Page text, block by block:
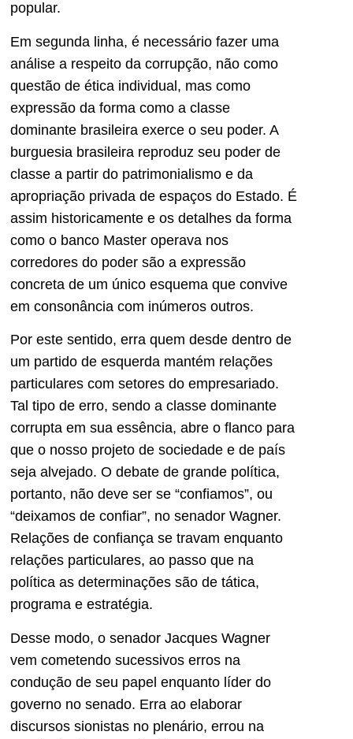
popular.
Em segunda linha, é necessário fazer uma
análise a respeito da corrupção, não como
questão de ética individual, mas como
expressão da forma como a classe
dominante brasileira exerce o seu poder. A
burguesia brasileira reproduz seu poder de
classe a partir do patrimonialismo e da
apropriação privada de espaços do Estado. É
assim historicamente e os detalhes da forma
como o banco Master operava nos
corredores do poder são a expressão
concreta de um único esquema que convive
em consonância com inúmeros outros.
Por este sentido, erra quem desde dentro de
um partido de esquerda mantém relações
particulares com setores do empresariado.
Tal tipo de erro, sendo a classe dominante
corrupta em sua essência, abre o flanco para
que o nosso projeto de sociedade e de país
seja alvejado. O debate de grande política,
portanto, não deve ser se “confiamos”, ou
“deixamos de confiar”, no senador Wagner.
Relações de confiança se travam enquanto
relações particulares, ao passo que na
política as determinações são de tática,
programa e estratégia.
Desse modo, o senador Jacques Wagner
vem cometendo sucessivos erros na
condução de seu papel enquanto líder do
governo no senado. Erra ao elaborar
discursos sionistas no plenário, errou na